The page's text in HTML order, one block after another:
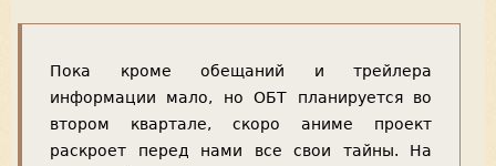
Пока кроме обещаний и трейлера
информации мало, но ОБТ планируется во
втором квартале, скоро аниме проект
раскроет перед нами все свои тайны. На